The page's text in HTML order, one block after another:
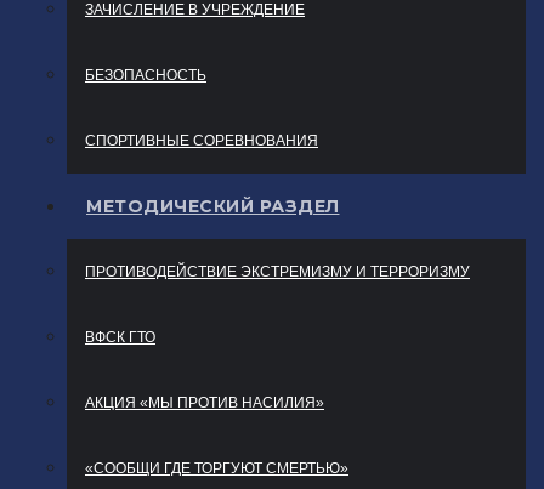
ЗАЧИСЛЕНИЕ В УЧРЕЖДЕНИЕ
БЕЗОПАСНОСТЬ
СПОРТИВНЫЕ СОРЕВНОВАНИЯ
МЕТОДИЧЕСКИЙ РАЗДЕЛ
ПРОТИВОДЕЙСТВИЕ ЭКСТРЕМИЗМУ И ТЕРРОРИЗМУ
ВФСК ГТО
АКЦИЯ «МЫ ПРОТИВ НАСИЛИЯ»
«СООБЩИ ГДЕ ТОРГУЮТ СМЕРТЬЮ»